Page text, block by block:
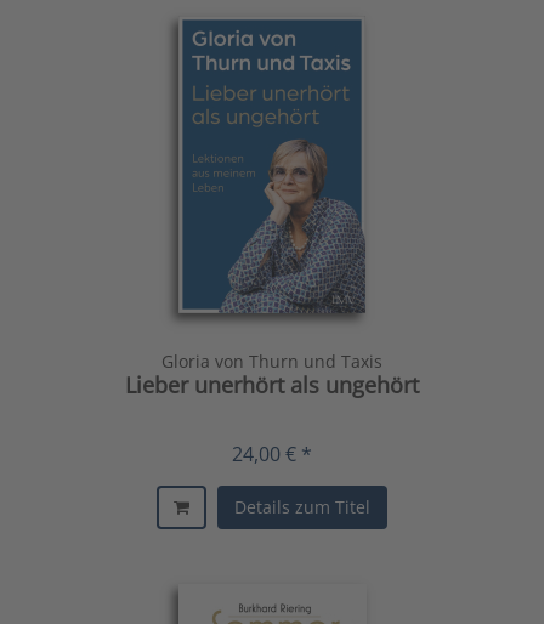
Gloria von Thurn und Taxis
Lieber unerhört als ungehört
24,00 € *
Details zum Titel